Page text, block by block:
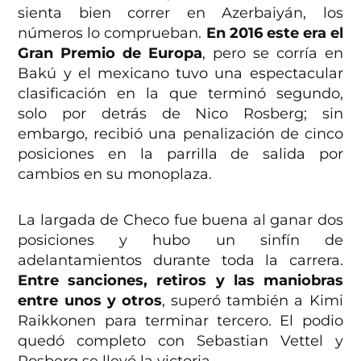
sienta bien correr en Azerbaiyán, los
números lo comprueban. En 2016 este era el
Gran Premio de Europa, pero se corría en
Bakú y el mexicano tuvo una espectacular
clasificación en la que terminó segundo,
solo por detrás de Nico Rosberg; sin
embargo, recibió una penalización de cinco
posiciones en la parrilla de salida por
cambios en su monoplaza.
La largada de Checo fue buena al ganar dos
posiciones y hubo un sinfín de
adelantamientos durante toda la carrera.
Entre sanciones, retiros y las maniobras
entre unos y otros, superó también a Kimi
Raikkonen para terminar tercero. El podio
quedó completo con Sebastian Vettel y